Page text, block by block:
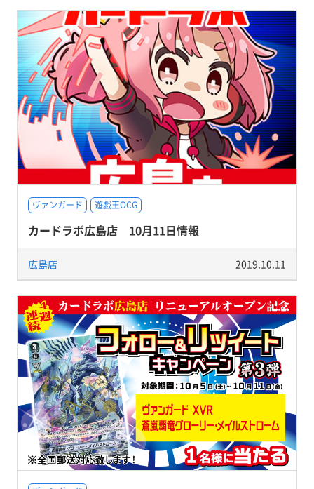
ヴァンガード 遊戯王OCG
カードラボ広島店 10月11日情報
広島店 2019.10.11